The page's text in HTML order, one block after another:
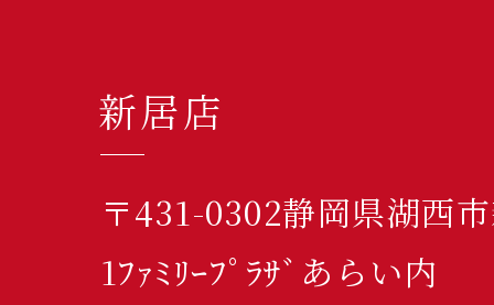
新居店
〒431-0302静岡県湖西
1ﾌｧﾐﾘｰﾌﾟﾗｻﾞあらい内